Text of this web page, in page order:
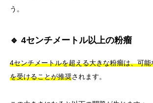
う。
🔹 4センチメートル以上の粉瘤
4センチメートルを超える大きな粉瘤は、可
を受けることが推奨されます。